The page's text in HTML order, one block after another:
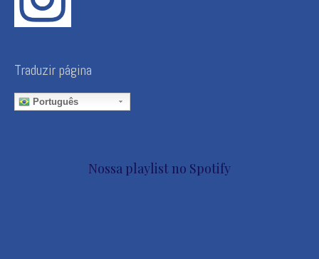
Traduzir página
Português
Nossa playlist no Spotify